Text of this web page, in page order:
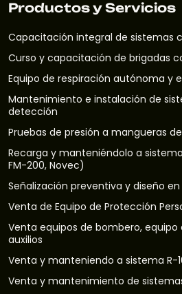
Productos y Servicios
Capacitación integral de sistemas
Curso y capacitación de brigadas
Equipo de respiración autónoma y
Mantenimiento e instalación de
detección
Pruebas de presión a mangueras
Recarga y manteniéndolo a
FM-200, Novec)
Señalización preventiva y diseño
Venta de Equipo de Protección
Venta equipos de bombero,
auxilios
Venta y manteniendo a sistema R-
Venta y mantenimiento de